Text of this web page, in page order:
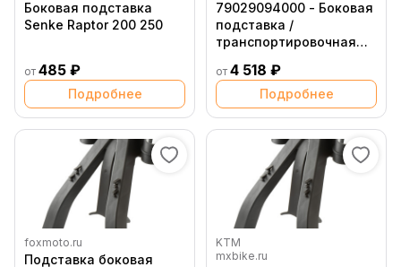
Боковая подставка
Senke Raptor 200 250
от 485 ₽
Подробнее
79029094000 - Боковая
подставка /
транспортировочная
Husqvarna
от 4 518 ₽
Подробнее
foxmoto.ru
Подставка боковая
KTM
mxbike.ru